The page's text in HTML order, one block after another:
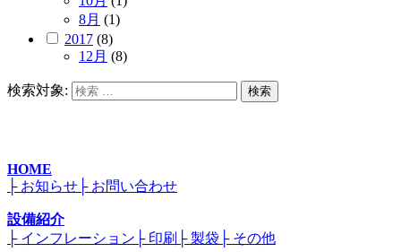
8月 (1)
2017 (8)
12月 (8)
検索対象: 検索
HOME
├ お知らせ ├ お問い合わせ
設備紹介
├ インフレーション ├ 印刷 ├ 製袋 ├ その他